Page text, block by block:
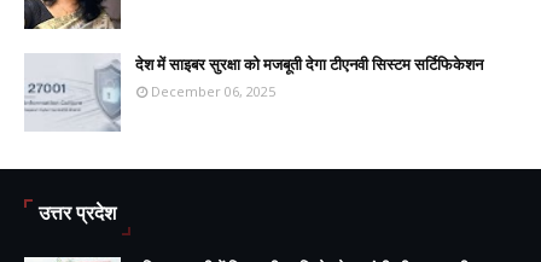
देश में साइबर सुरक्षा को मजबूती देगा टीएनवी सिस्टम सर्टिफिकेशन
December 06, 2025
उत्तर प्रदेश